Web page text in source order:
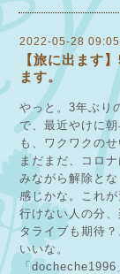
2022-05-28
【旅に出ます
ます。
やっと。3年ぶり
で、最近やけに
も、ワクワクのせ
まだまだ、コロ
みながら解除と
感じかな。これが
行けない人の分
タライブも期待
いいな。
「docheche1996